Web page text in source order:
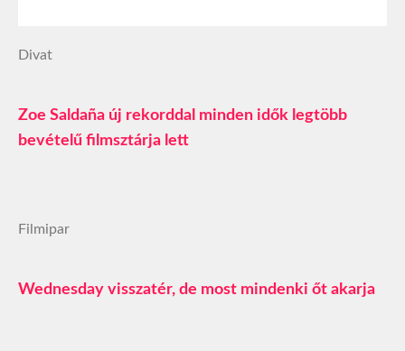
Divat
Zoe Saldaña új rekorddal minden idők legtöbb
bevételű filmsztárja lett
Filmipar
Wednesday visszatér, de most mindenki őt akarja